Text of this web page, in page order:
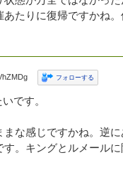
たりに復帰ですかね
フォローする
です。
な感じですかね。逆
。キングとルメール